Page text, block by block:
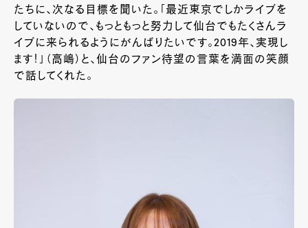
たちに、次なる目標を聞いた。「最近東京でしかライブを
していないので、もっともっと努力して仙台でもたくさんラ
イブに来られるようにがんばりたいです。2019年、実現し
ます！」（高嶋）と、仙台のファン待望の言葉を満面の笑顔
で話してくれた。